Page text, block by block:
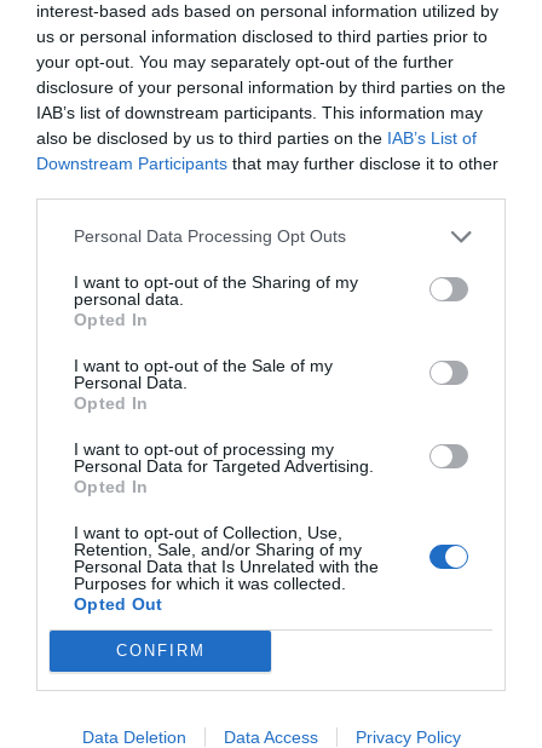
interest-based ads based on personal information utilized by
us or personal information disclosed to third parties prior to
your opt-out. You may separately opt-out of the further
disclosure of your personal information by third parties on the
IAB’s list of downstream participants. This information may
also be disclosed by us to third parties on the IAB’s List of
Downstream Participants that may further disclose it to other
Personal Data Processing Opt Outs
I want to opt-out of the Sharing of my
personal data.
Opted In
I want to opt-out of the Sale of my
Personal Data.
Opted In
I want to opt-out of processing my
Personal Data for Targeted Advertising.
Opted In
I want to opt-out of Collection, Use,
Retention, Sale, and/or Sharing of my
Personal Data that Is Unrelated with the
Purposes for which it was collected.
Opted Out
CONFIRM
Data Deletion Data Access Privacy Policy
Hasta 1,5 millones de personas en la final
SOS Hostelería calcula que cerca de un millón de
personasacudirán a los establecimientos hosteleros
para seguir cada partido de España, una cifra que
podría elevarse hasta1,5 millonessi la selección
disputa la gran final del torneo.
En conjunto, si España alcanza la final o juega el
partido por el tercer y cuarto puesto, la organización
estima que3,5 millones de personas pasarán por los
últimos encuentros del Mundial.